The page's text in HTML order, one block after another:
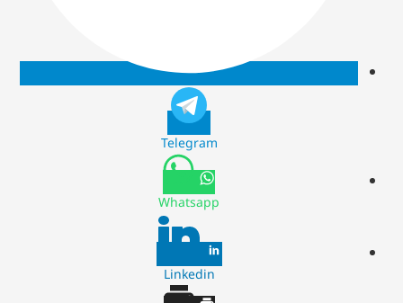
Telegram
Whatsapp
Linkedin